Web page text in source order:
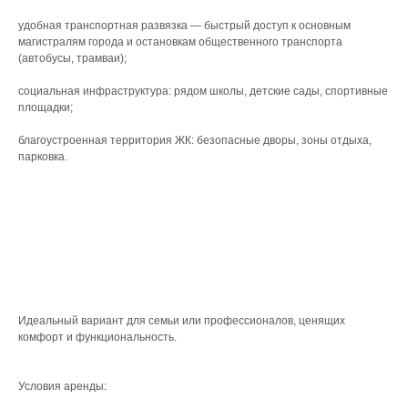
удобная транспортная развязка — быстрый доступ к основным
магистралям города и остановкам общественного транспорта
(автобусы, трамваи);
социальная инфраструктура: рядом школы, детские сады, спортивные
площадки;
благоустроенная территория ЖК: безопасные дворы, зоны отдыха,
парковка.
Идеальный вариант для семьи или профессионалов, ценящих
комфорт и функциональность.
Условия аренды: